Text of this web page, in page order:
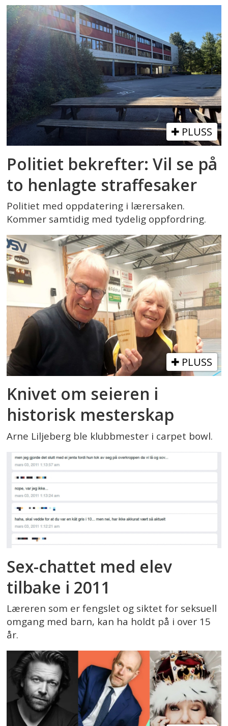
PLUSS
Politiet bekrefter: Vil se på
to henlagte straffesaker
Politiet med oppdatering i lærersaken.
Kommer samtidig med tydelig oppfordring.
PLUSS
Knivet om seieren i
historisk mesterskap
Arne Liljeberg ble klubbmester i carpet bowl.
Sex-chattet med elev
tilbake i 2011
Læreren som er fengslet og siktet for seksuell
omgang med barn, kan ha holdt på i over 15
år.